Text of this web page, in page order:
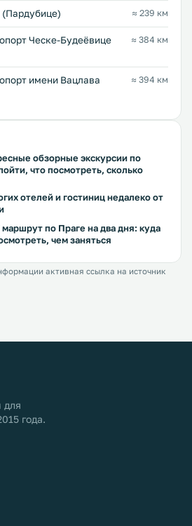
(Пардубице) ≈ 239 км
Ческе-Будеёвице
≈ 384 км
имени Вацлава
≈ 394 км
обзорные экскурсии по
что посмотреть, сколько
отелей и гостиниц недалеко от
по Праге на два дня: куда
чем заняться
активная ссылка на источник
для
года.